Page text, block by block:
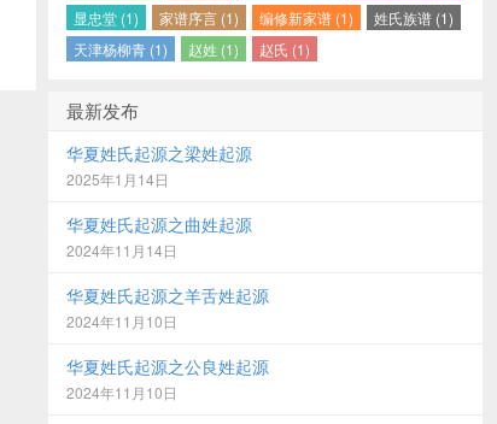
显忠堂 (1)
家谱序言 (1) 编修新家谱 (1)
姓氏族谱 (1)
天津杨柳青 (1)
赵姓 (1) 赵氏 (1)
最新发布
华夏姓氏起源之梁姓起源
2025年1月14日
华夏姓氏起源之曲姓起源
2024年11月14日
华夏姓氏起源之羊舌姓起源
2024年11月10日
华夏姓氏起源之公良姓起源
2024年11月10日